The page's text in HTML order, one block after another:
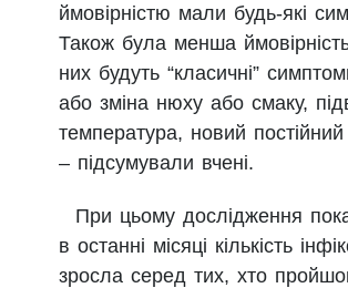
ймовірністю мали будь-які
Також була менша
них будуть “класичні”
або зміна нюху або смаку,
температура, новий
– підсумували вчені.
При цьому дослідження
в останні місяці кількість
зросла серед тих, хто